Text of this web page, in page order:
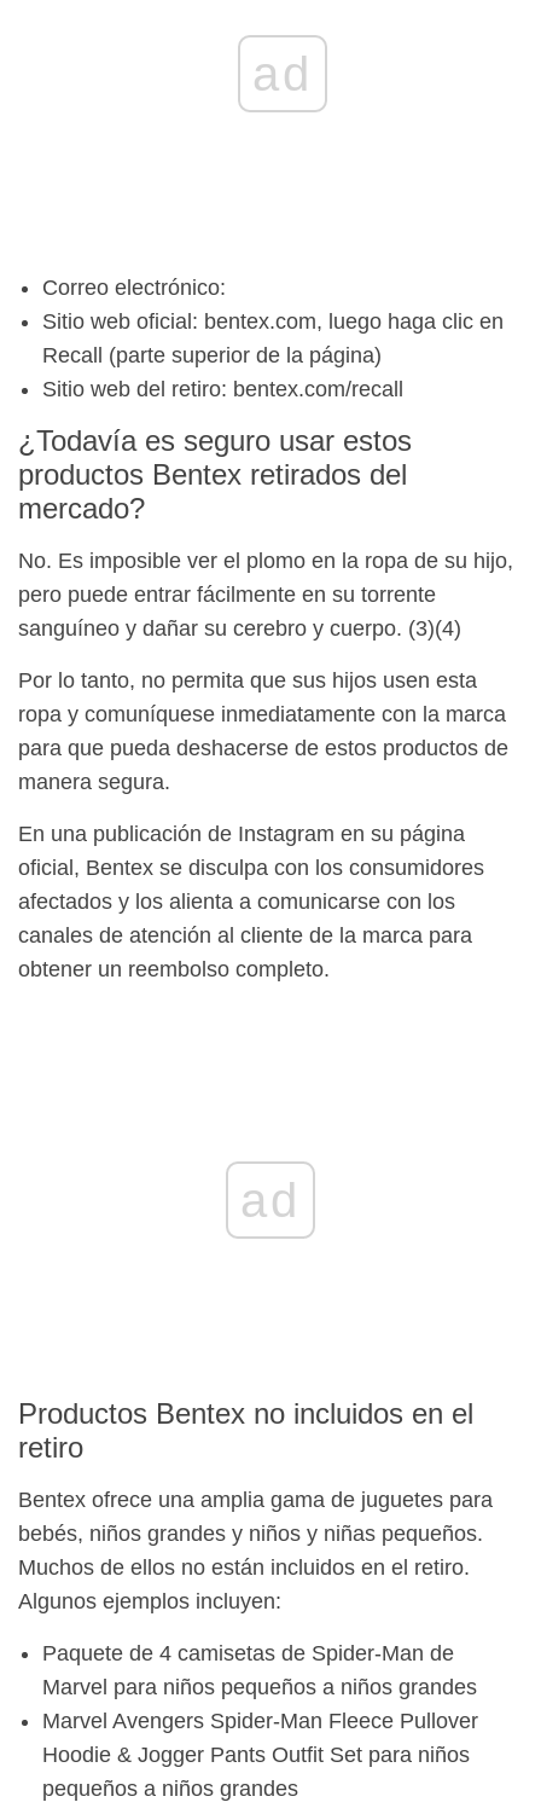
ad
Correo electrónico:
Sitio web oficial: bentex.com, luego haga clic en
Recall (parte superior de la página)
Sitio web del retiro: bentex.com/recall
¿Todavía es seguro usar estos
productos Bentex retirados del
mercado?
No. Es imposible ver el plomo en la ropa de su hijo,
pero puede entrar fácilmente en su torrente
sanguíneo y dañar su cerebro y cuerpo. (3)(4)
Por lo tanto, no permita que sus hijos usen esta
ropa y comuníquese inmediatamente con la marca
para que pueda deshacerse de estos productos de
manera segura.
En una publicación de Instagram en su página
oficial, Bentex se disculpa con los consumidores
afectados y los alienta a comunicarse con los
canales de atención al cliente de la marca para
obtener un reembolso completo.
ad
Productos Bentex no incluidos en el
retiro
Bentex ofrece una amplia gama de juguetes para
bebés, niños grandes y niños y niñas pequeños.
Muchos de ellos no están incluidos en el retiro.
Algunos ejemplos incluyen:
Paquete de 4 camisetas de Spider-Man de
Marvel para niños pequeños a niños grandes
Marvel Avengers Spider-Man Fleece Pullover
Hoodie & Jogger Pants Outfit Set para niños
pequeños a niños grandes